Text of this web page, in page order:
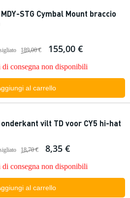
STG Cymbal Mount braccio
189,00 € 155,00 €
di consegna non disponibili
al carrello
vilt TD voor CY5 hi-hat
18,70 € 8,35 €
di consegna non disponibili
al carrello